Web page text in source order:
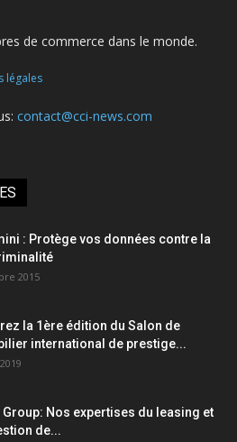
de commerce dans le monde.
légales
contact@cci-news.com
: Protège vos données contre la
2015
la 1ère édition du Salon de
international de prestige...
Group: Nos expertises du leasing et
de...